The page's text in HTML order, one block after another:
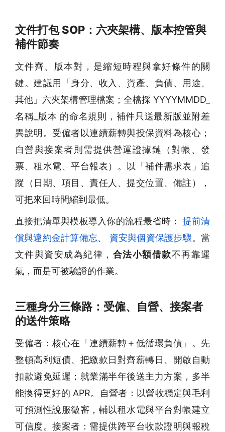
文件打包 SOP：六夾架構、版本控管與
補件節奏
文件齊、版本對，是縮短時程與拿好條件的關
鍵。建議用「身分、收入、資產、負債、用途、
其他」六夾架構管理檔案；全檔採 YYYYMMDD_
名稱_版本 的命名規則，補件只送最新版並附差
異說明。受僱者以連續薪轉與投保資料為核心；
自營與接案者則需提供營運證據鏈（對帳、發
票、租水電、平台報表）。以「補件需求表」追
蹤（日期、項目、責任人、提交位置、備註），
可把來回時間縮到最低。
直接把清單與模板導入你的流程最省時：
提前清
償與違約金計算備忘、 資安與個資保護步驟。當
文件與資安成為紀律， 合法小額借款不再靠運
氣，而是可被驗證的作業。
三種身分三條路：受僱、自營、接案者
的送件策略
受僱者：核心在「連續薪轉＋低循環負債」。先
整頓高利短債、把繳款日對齊薪轉日、開啟自動
扣款避免延遲；就業滿半年後送主力方案，多半
能換得更好的 APR。自營者：以營收穩定與毛利
可預測性說服徵審，輔以租水電與平台對帳建立
可信度。接案者：需提供跨平台收款證明與報稅